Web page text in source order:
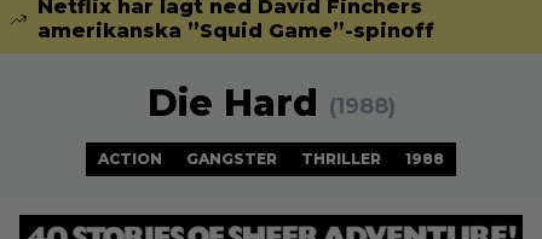
Netflix har lagt ned David Finchers
amerikanska ”Squid Game”-spinoff
Die Hard (1988)
ACTION GANGSTER THRILLER 1988